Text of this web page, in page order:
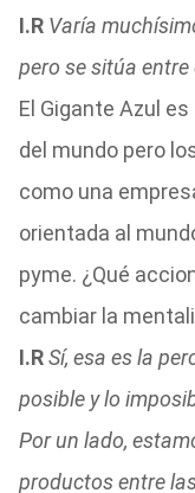
I.RVaría
pero se sitúa entre
El Gigante Azul
del mundo pero
como una
orientada al
pyme. ¿Qué
cambiar la
I.RSí, esa es la
posible y lo
Por un lado,
productos entre